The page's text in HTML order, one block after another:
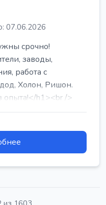
07.06.2026
срочно!
заводы,
работа с
Холон, Ришон.
опыта!</h1><br />